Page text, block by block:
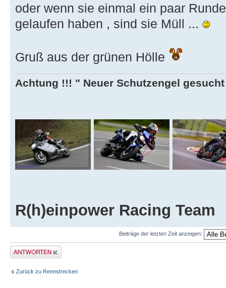
oder wenn sie einmal ein paar
gelaufen haben , sind sie Müll ...
Gruß aus der grünen Hölle
Achtung !!! " Neuer Schutzengel
R(h)einpower Racing Team
Beiträge der letzten Zeit anzeigen:
Antwort erstellen
Zurück zu Rennstrecken